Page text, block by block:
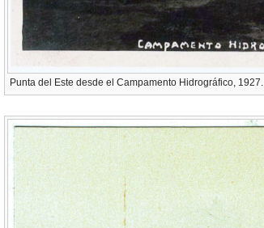
Punta del Este desde el Campamento Hidrográfico, 1927.